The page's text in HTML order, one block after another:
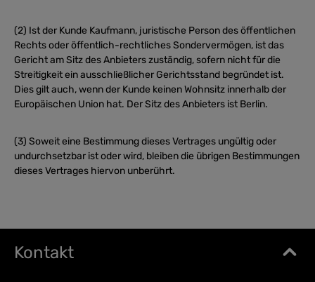
(2) Ist der Kunde Kaufmann, juristische Person des öffentlichen
Rechts oder öffentlich-rechtliches Sondervermögen, ist das
Gericht am Sitz des Anbieters zuständig, sofern nicht für die
Streitigkeit ein ausschließlicher Gerichtsstand begründet ist.
Dies gilt auch, wenn der Kunde keinen Wohnsitz innerhalb der
Europäischen Union hat. Der Sitz des Anbieters ist Berlin.
(3) Soweit eine Bestimmung dieses Vertrages ungültig oder
undurchsetzbar ist oder wird, bleiben die übrigen Bestimmungen
dieses Vertrages hiervon unberührt.
Kontakt